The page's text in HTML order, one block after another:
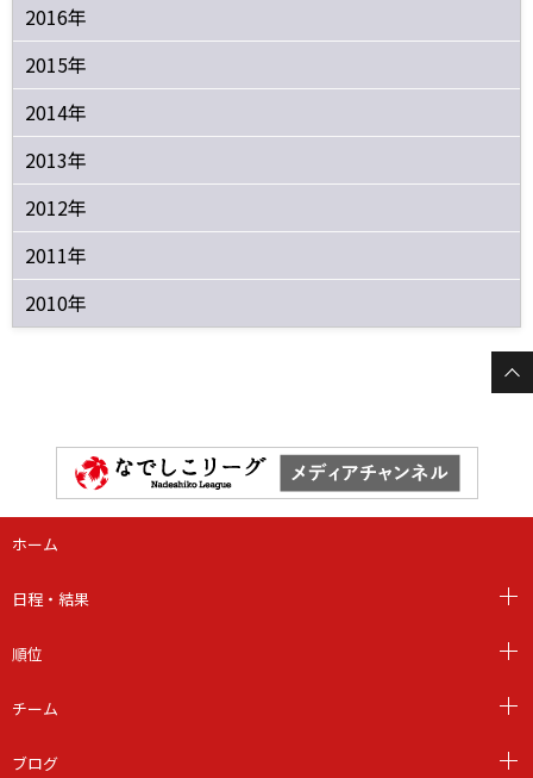
2016年
2015年
2014年
2013年
2012年
2011年
2010年
ホーム
日程・結果
順位
チーム
ブログ